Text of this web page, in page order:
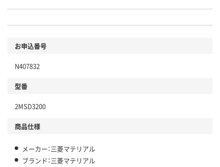
お申込番号
N407832
型番
2MSD3200
商品仕様
メーカー：三菱マテリアル
ブランド：三菱マテリアル